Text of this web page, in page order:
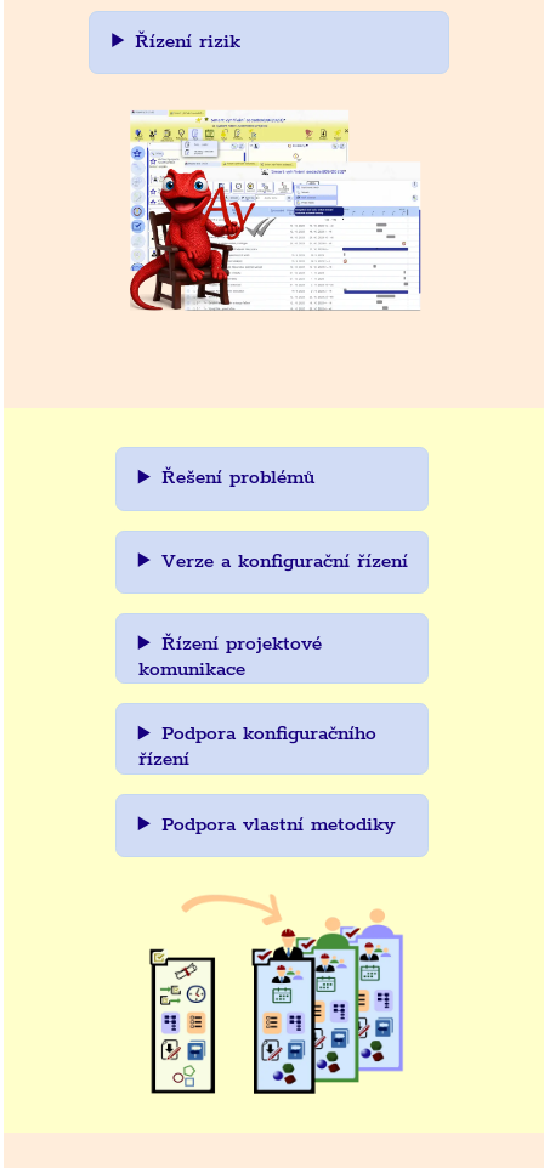
Řízení rizik
Řešení problémů
Verze a konfigurační řízení
Řízení projektové
komunikace
Podpora konfiguračního
řízení
Podpora vlastní metodiky